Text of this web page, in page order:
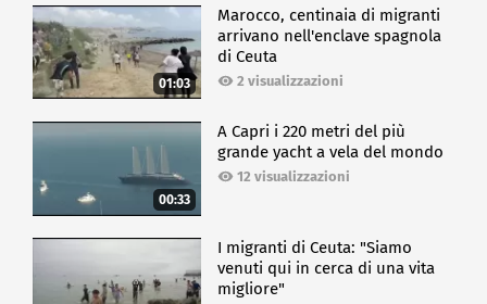
01:03
Marocco, centinaia di migranti
arrivano nell'enclave spagnola
di Ceuta
2 visualizzazioni
00:33
A Capri i 220 metri del più
grande yacht a vela del mondo
12 visualizzazioni
I migranti di Ceuta: "Siamo
venuti qui in cerca di una vita
migliore"